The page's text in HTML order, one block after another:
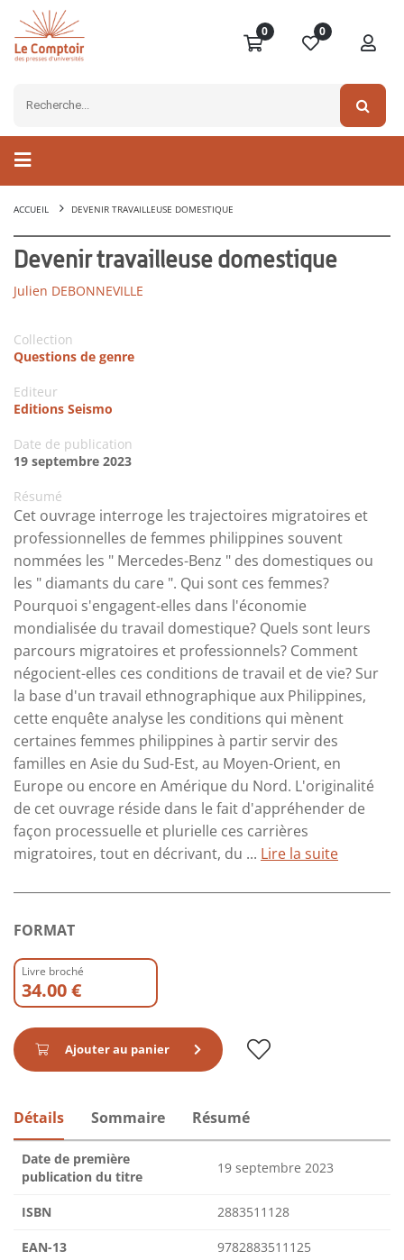
0 0
ACCUEIL DEVENIR TRAVAILLEUSE DOMESTIQUE
Devenir travailleuse domestique
Julien DEBONNEVILLE
Collection
Questions de genre
Editeur
Editions Seismo
Date de publication
19 septembre 2023
Résumé
Cet ouvrage interroge les trajectoires migratoires et
professionnelles de femmes philippines souvent
nommées les " Mercedes-Benz " des domestiques ou
les " diamants du care ". Qui sont ces femmes?
Pourquoi s'engagent-elles dans l'économie
mondialisée du travail domestique? Quels sont leurs
parcours migratoires et professionnels? Comment
négocient-elles ces conditions de travail et de vie? Sur
la base d'un travail ethnographique aux Philippines,
cette enquête analyse les conditions qui mènent
certaines femmes philippines à partir servir des
familles en Asie du Sud-Est, au Moyen-Orient, en
Europe ou encore en Amérique du Nord. L'originalité
de cet ouvrage réside dans le fait d'appréhender de
façon processuelle et plurielle ces carrières
migratoires, tout en décrivant, du ... Lire la suite
FORMAT
Livre broché
34.00 €
Ajouter au panier
Détails Sommaire Résumé
Date de première
publication du titre
19 septembre 2023
ISBN 2883511128
EAN-13 9782883511125